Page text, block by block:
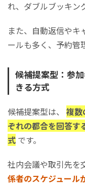
れ、ダブルブッキン
また、自動返信やキ
ールも多く、予約管
候補提案型：参
きる方式
候補提案型は、 複数
ぞれの都合を回答す
式 です。
社内会議や取引先を
係者のスケジュール